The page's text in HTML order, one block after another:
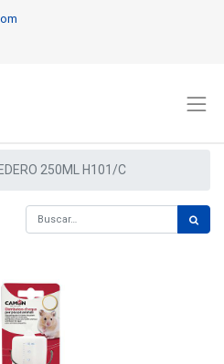
250ML H101/C